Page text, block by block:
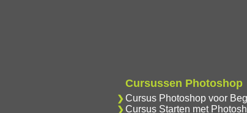
Cursussen Photoshop
Cursus Photoshop voor
Cursus Starten met